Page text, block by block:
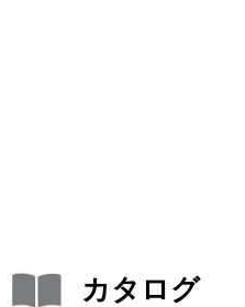
カタログ